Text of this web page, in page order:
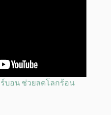
บอน ช่วยลดโลกร้อน